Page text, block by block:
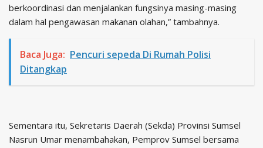
berkoordinasi dan menjalankan fungsinya masing-masing
dalam hal pengawasan makanan olahan,” tambahnya.
Baca Juga: Pencuri sepeda Di Rumah Polisi
Ditangkap
Sementara itu, Sekretaris Daerah (Sekda) Provinsi Sumsel
Nasrun Umar menambahakan, Pemprov Sumsel bersama